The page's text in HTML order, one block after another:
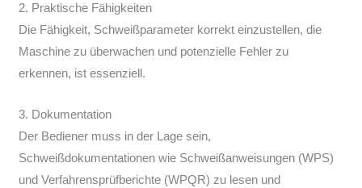
2. Praktische Fähigkeiten
Die Fähigkeit, Schweißparameter korrekt einzustellen, die
Maschine zu überwachen und potenzielle Fehler zu
erkennen, ist essenziell.
3. Dokumentation
Der Bediener muss in der Lage sein,
Schweißdokumentationen wie Schweißanweisungen (WPS)
und Verfahrensprüfberichte (WPQR) zu lesen und